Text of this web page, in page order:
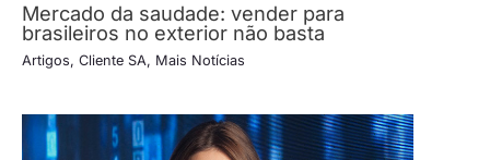
Mercado da saudade: vender para
brasileiros no exterior não basta
Artigos, Cliente SA, Mais Notícias